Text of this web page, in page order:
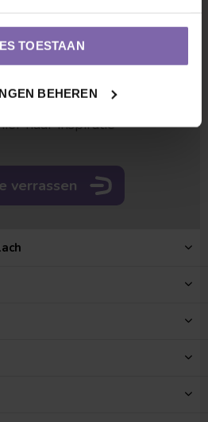
TOESTAAN
BEHEREN
het bos niet meer
zien?
naar inspiratie
verrassen